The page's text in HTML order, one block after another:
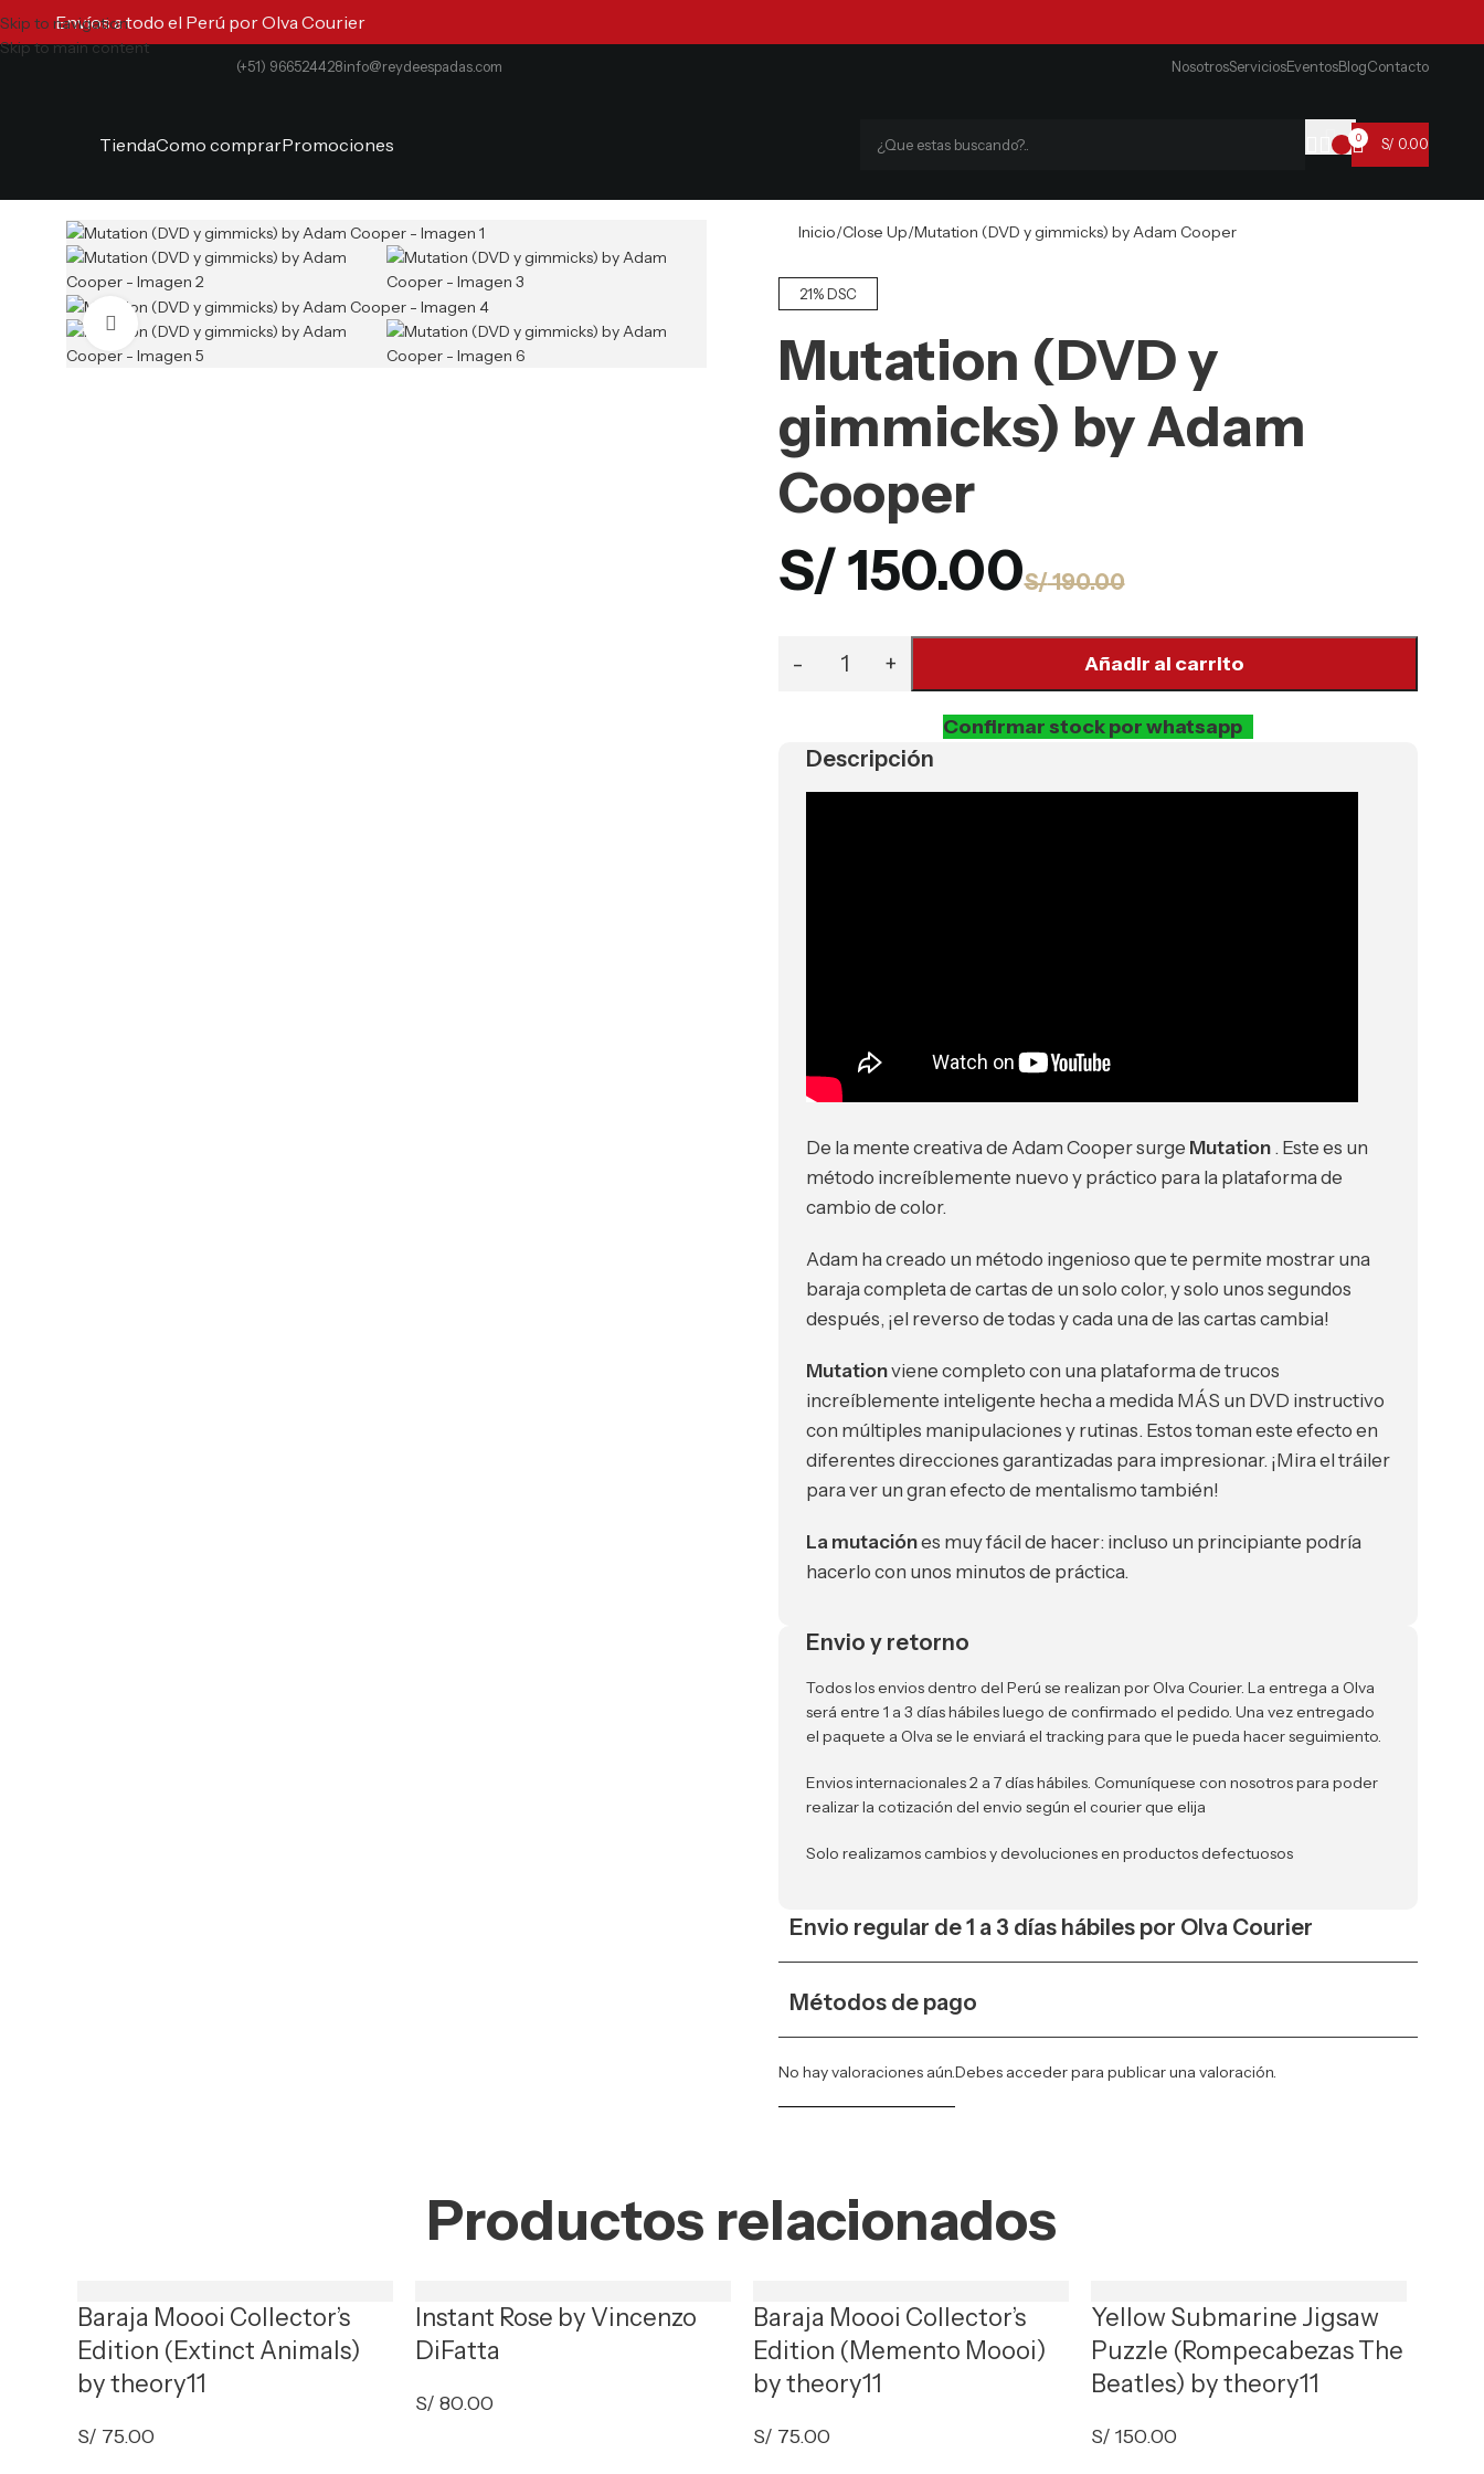
Skip to navigation
Skip to main content
Envíos a todo el Perú por Olva Courier
(+51) 966524428info@reydeespadas.com NosotrosServiciosEventosBlogContacto
TiendaComo comprarPromociones 0 S/ 0.00
Clic para ampliar
Inicio Close Up Mutation (DVD y gimmicks) by Adam Cooper
21% DSC
Mutation (DVD y
gimmicks) by Adam
Cooper
S/190.00
S/150.00
Añadir al carrito
Confirmar stock por whatsapp
Descripción
De la mente creativa de Adam Cooper surge Mutation. Este es un
método increíblemente nuevo y práctico para la plataforma de
cambio de color.
Adam ha creado un método ingenioso que te permite mostrar una
baraja completa de cartas de un solo color, y solo unos segundos
después, ¡el reverso de todas y cada una de las cartas cambia!
Mutationviene completo con una plataforma de trucos
increíblemente inteligente hecha a medida MÁS un DVD instructivo
con múltiples manipulaciones y rutinas. Estos toman este efecto en
diferentes direcciones garantizadas para impresionar. ¡Mira el tráiler
para ver un gran efecto de mentalismo también!
La mutaciónes muy fácil de hacer: incluso un principiante podría
hacerlo con unos minutos de práctica.
Envio y retorno
Todos los envios dentro del Perú se realizan por Olva Courier. La entrega a Olva
será entre 1 a 3 días hábiles luego de confirmado el pedido. Una vez entregado
el paquete a Olva se le enviará el tracking para que le pueda hacer seguimiento.
Envios internacionales 2 a 7 días hábiles. Comuníquese con nosotros para poder
realizar la cotización del envio según el courier que elija
Solo realizamos cambios y devoluciones en productos defectuosos
Envio regular de 1 a 3 días hábiles por Olva Courier
Métodos de pago
No hay valoraciones aún.Debes accederpara publicar una valoración.
Productos relacionados
Baraja Moooi Collector’s
Edition (Extinct Animals)
by theory11
S/ 75.00
Instant Rose by Vincenzo
DiFatta
S/ 80.00
Baraja Moooi Collector’s
Edition (Memento Moooi)
by theory11
S/ 75.00
Yellow Submarine Jigsaw
Puzzle (Rompecabezas The
Beatles) by theory11
S/ 150.00